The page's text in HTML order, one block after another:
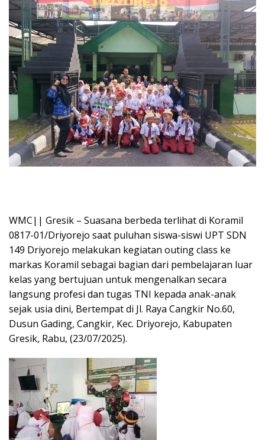
WMC|| Gresik – Suasana berbeda terlihat di Koramil
0817-01/Driyorejo saat puluhan siswa-siswi UPT SDN
149 Driyorejo melakukan kegiatan outing class ke
markas Koramil sebagai bagian dari pembelajaran luar
kelas yang bertujuan untuk mengenalkan secara
langsung profesi dan tugas TNI kepada anak-anak
sejak usia dini, Bertempat di Jl. Raya Cangkir No.60,
Dusun Gading, Cangkir, Kec. Driyorejo, Kabupaten
Gresik, Rabu, (23/07/2025).